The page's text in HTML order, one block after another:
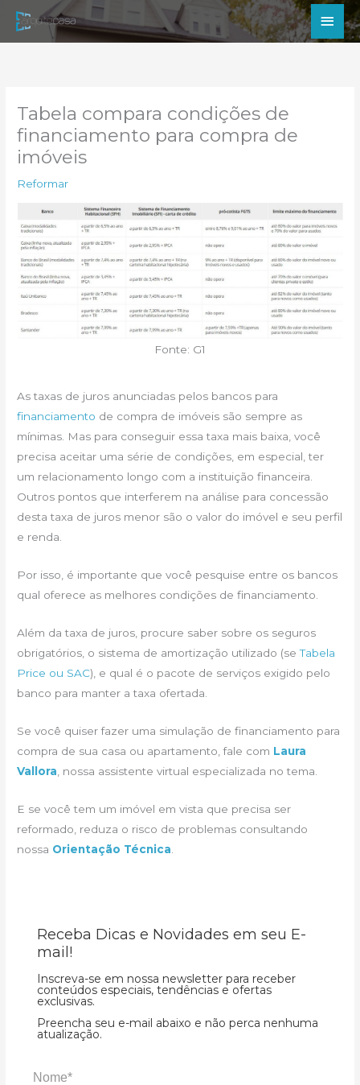
para
Tabela compara condições de
financiamento para compra de
imóveis
Reformar
Fonte: G1
As taxas de juros anunciadas pelos bancos para
financiamento de compra de imóveis são sempre as
mínimas. Mas para conseguir essa taxa mais baixa, você
precisa aceitar uma série de condições, em especial, ter
um relacionamento longo com a instituição financeira.
Outros pontos que interferem na análise para concessão
desta taxa de juros menor são o valor do imóvel e seu perfil
e renda.
Por isso, é importante que você pesquise entre os bancos
qual oferece as melhores condições de financiamento.
Além da taxa de juros, procure saber sobre os seguros
obrigatórios, o sistema de amortização utilizado (seTabela
Price ou SAC), e qual é o pacote de serviços exigido pelo
banco para manter a taxa ofertada.
Se você quiser fazer uma simulação de financiamento para
compra de sua casa ou apartamento, fale com Laura
Vallora , nossa assistente virtual especializada no tema.
E se você tem um imóvel em vista que precisa ser
reformado, reduza o risco de problemas consultando
nossa Orientação Técnica
Receba Dicas e Novidades em seu E-
mail!
Inscreva-se em nossa newsletter para receber
conteúdos especiais, tendências e ofertas
exclusivas.
Preencha seu e-mail abaixo e não perca nenhuma
atualização.
Nome*